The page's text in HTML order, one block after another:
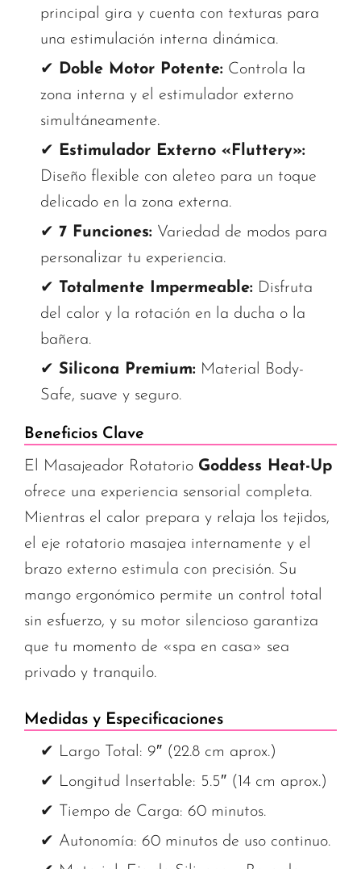
principal gira y cuenta con texturas para
una estimulación interna dinámica.
✔ Doble Motor Potente: Controla la
zona interna y el estimulador externo
simultáneamente.
✔ Estimulador Externo «Fluttery»:
Diseño flexible con aleteo para un toque
delicado en la zona externa.
✔ 7 Funciones: Variedad de modos para
personalizar tu experiencia.
✔ Totalmente Impermeable: Disfruta
del calor y la rotación en la ducha o la
bañera.
✔ Silicona Premium: Material Body-
Safe, suave y seguro.
Beneficios Clave
El Masajeador Rotatorio Goddess Heat-Up
ofrece una experiencia sensorial completa.
Mientras el calor prepara y relaja los tejidos,
el eje rotatorio masajea internamente y el
brazo externo estimula con precisión. Su
mango ergonómico permite un control total
sin esfuerzo, y su motor silencioso garantiza
que tu momento de «spa en casa» sea
privado y tranquilo.
Medidas y Especificaciones
✔ Largo Total: 9″ (22.8 cm aprox.)
✔ Longitud Insertable: 5.5″ (14 cm aprox.)
✔ Tiempo de Carga: 60 minutos.
✔ Autonomía: 60 minutos de uso continuo.